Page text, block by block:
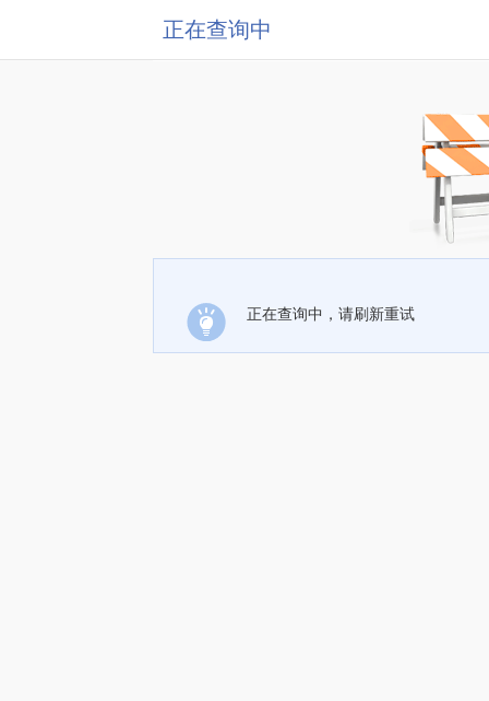
正在查询中
正在查询中，请刷新重试